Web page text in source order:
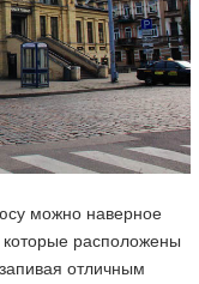
можно наверное
расположены
, запивая отличным